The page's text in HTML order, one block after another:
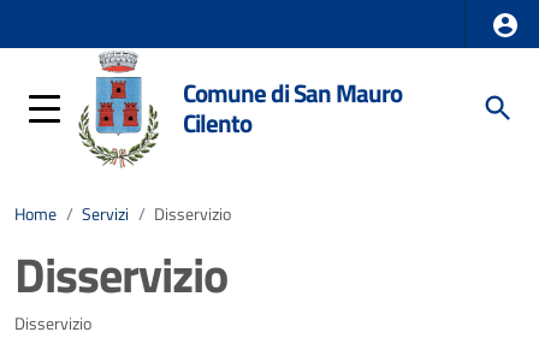
Comune di San Mauro
Cilento
Home / Servizi / Disservizio
Disservizio
Disservizio